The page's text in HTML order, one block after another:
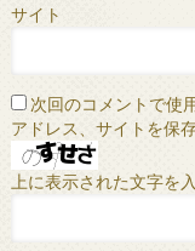
サイト
次回のコメントで使
アドレス、サイトを保存
上に表示された文字を